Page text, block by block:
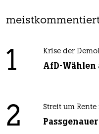
1 Krise der
AfD-
2 Streit um Rente